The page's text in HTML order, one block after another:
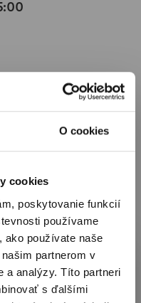
O cookies
cookies
poskytovanie funkcií
používame
ako používate naše
partnerom v
a analýzy. Títo partneri
s ďalšími
noviniek